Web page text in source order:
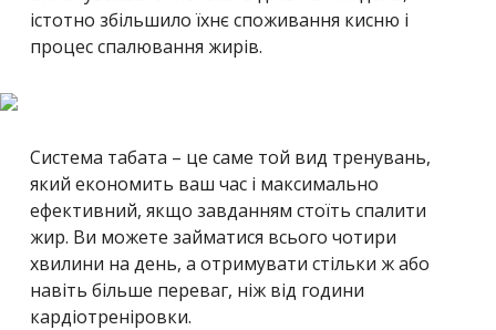
істотно збільшило їхнє споживання кисню і
процес спалювання жирів.
Cистема табата – це саме той вид тренувань,
який економить ваш час і максимально
ефективний, якщо завданням стоїть спалити
жир. Ви можете займатися всього чотири
хвилини на день, а отримувати стільки ж або
навіть більше переваг, ніж від години
кардіотреніровки.